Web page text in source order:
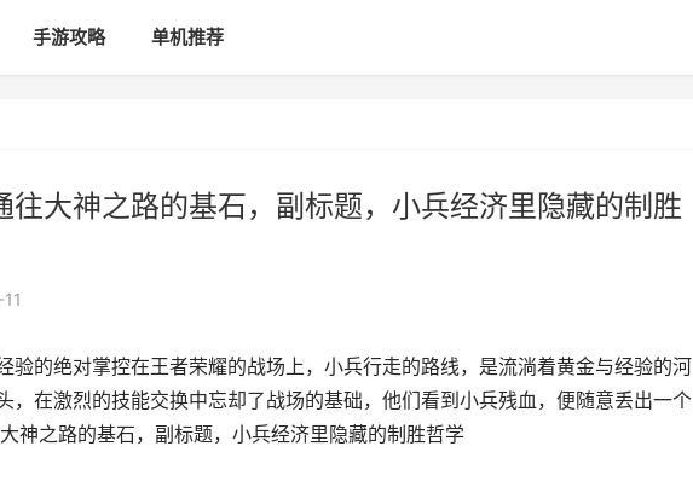
手游攻略 单机推荐
往大神之路的基石，副标题，小兵经济里隐藏的制胜
验的绝对掌控在王者荣耀的战场上，小兵行走的路线，是流淌着黄金与经验的河
，在激烈的技能交换中忘却了战场的基础，他们看到小兵残血，便随意丢出一个
神之路的基石，副标题，小兵经济里隐藏的制胜哲学